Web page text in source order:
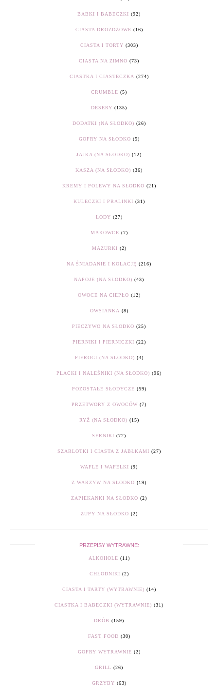
BABKI I BABECZKI (92)
CIASTA DROŻDŻOWE (16)
CIASTA I TORTY (303)
CIASTA NA ZIMNO (73)
CIASTKA I CIASTECZKA (274)
CRUMBLE (5)
DESERY (135)
DODATKI (NA SŁODKO) (26)
GOFRY NA SŁODKO (5)
JAJKA (NA SŁODKO) (12)
KASZA (NA SŁODKO) (36)
KREMY I POLEWY NA SŁODKO (21)
KULECZKI I PRALINKI (31)
LODY (27)
MAKOWCE (7)
MAZURKI (2)
NA ŚNIADANIE I KOLACJĘ (216)
NAPOJE (NA SŁODKO) (43)
OWOCE NA CIEPŁO (12)
OWSIANKA (8)
PIECZYWO NA SŁODKO (25)
PIERNIKI I PIERNICZKI (22)
PIEROGI (NA SŁODKO) (3)
PLACKI I NALEŚNIKI (NA SŁODKO) (96)
POZOSTAŁE SŁODYCZE (59)
PRZETWORY Z OWOCÓW (7)
RYŻ (NA SŁODKO) (15)
SERNIKI (72)
SZARLOTKI I CIASTA Z JABŁKAMI (27)
WAFLE I WAFELKI (9)
Z WARZYW NA SŁODKO (19)
ZAPIEKANKI NA SŁODKO (2)
ZUPY NA SŁODKO (2)
PRZEPISY WYTRAWNE:
ALKOHOLE (11)
CHŁODNIKI (2)
CIASTA I TARTY (WYTRAWNIE) (14)
CIASTKA I BABECZKI (WYTRAWNIE) (31)
DRÓB (159)
FAST FOOD (30)
GOFRY WYTRAWNIE (2)
GRILL (26)
GRZYBY (63)